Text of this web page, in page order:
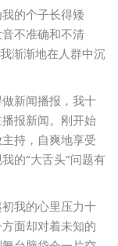
的个子长得矮
不准确和不清
渐渐地在人群中沉
新闻播报，我十
报新闻。刚开始
持，自爽地享受
的“大舌头”问题有
我的心里压力十
面却对着未知的